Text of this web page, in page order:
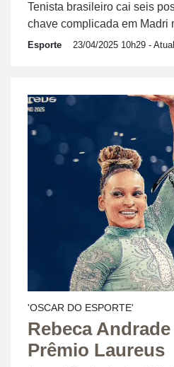
Tenista brasileiro cai seis
chave complicada em Madri
Esporte 23/04/2025 10h29 -
'OSCAR DO ESPORTE'
Rebeca
Prêmio Laureus